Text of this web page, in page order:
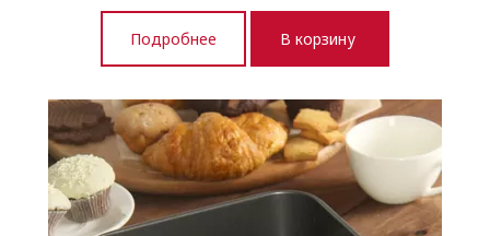
Подробнее В корзину